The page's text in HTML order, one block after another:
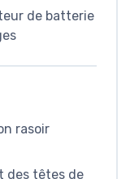
de batterie
rasoir
des têtes de